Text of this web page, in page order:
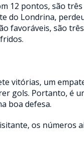
12 pontos, são
do Londrina,
favoráveis, são
vitórias, um
gols. Portanto, é
boa defesa.
os números